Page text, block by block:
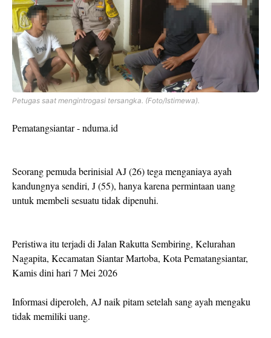
Petugas saat mengintrogasi tersangka. (Foto/Istimewa).
Pematangsiantar - nduma.id
Seorang pemuda berinisial AJ (26) tega menganiaya ayah
kandungnya sendiri, J (55), hanya karena permintaan uang
untuk membeli sesuatu tidak dipenuhi.
Peristiwa itu terjadi di Jalan Rakutta Sembiring, Kelurahan
Nagapita, Kecamatan Siantar Martoba, Kota Pematangsiantar,
Kamis dini hari 7 Mei 2026
Informasi diperoleh, AJ naik pitam setelah sang ayah mengaku
tidak memiliki uang.